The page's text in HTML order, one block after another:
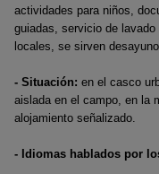
actividades para niños,
guiadas, servicio de
locales, se sirven
- Situación: en el casco
aislada en el campo, en la
alojamiento señalizado.
- Idiomas hablados por